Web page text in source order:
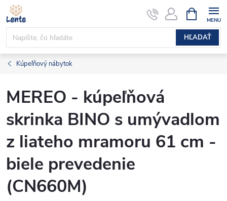
Prejsť
na
obsah
HĽADAŤ
KOŠÍK
Kúpeľňový nábytok
MEREO - kúpeľňová
skrinka BINO s umývadlom
z liateho mramoru 61 cm -
biele prevedenie
(CN660M)